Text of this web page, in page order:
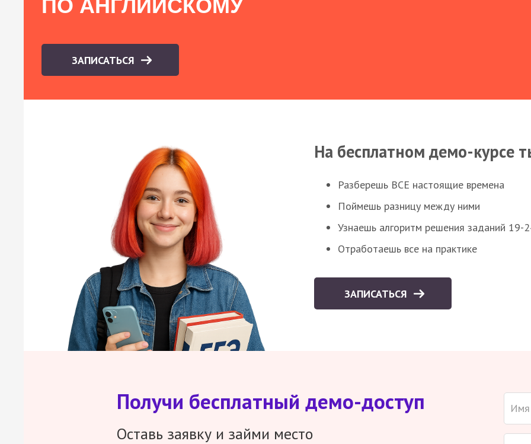
ПО АНГЛИЙСКОМУ
ЗАПИСАТЬСЯ
На бесплатном демо-курсе
Разберешь ВСЕ настоящие времена
Поймешь разницу между ними
Узнаешь алгоритм решения заданий 19-
Отработаешь все на практике
ЗАПИСАТЬСЯ
Получи бесплатный демо-доступ
Оставь заявку и займи место